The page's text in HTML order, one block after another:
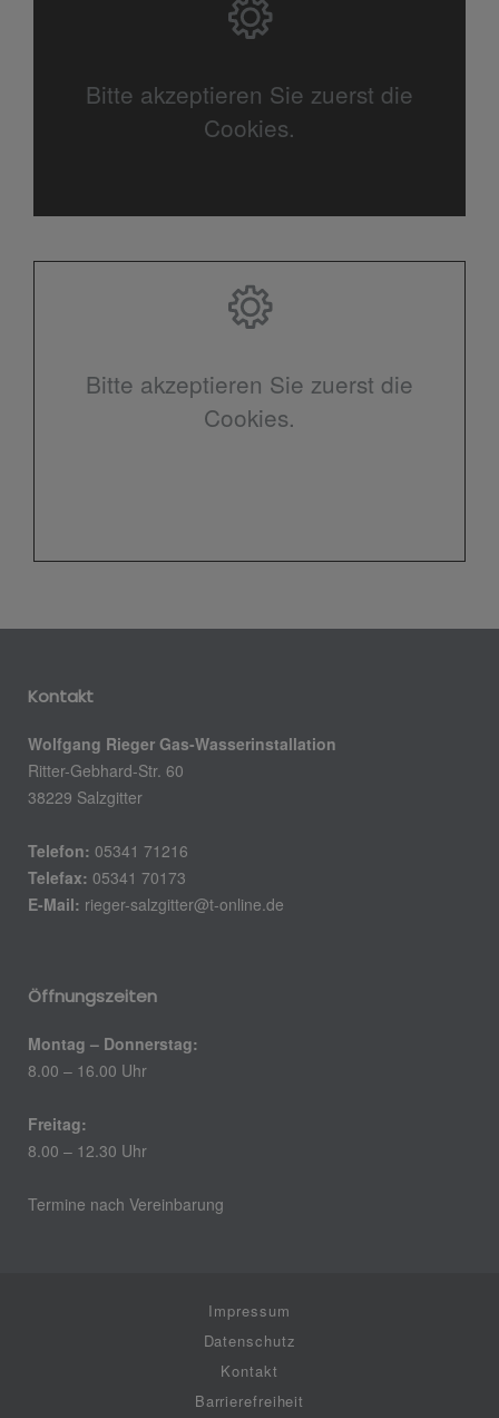
Bitte akzeptieren Sie zuerst die
Cookies.
Bitte akzeptieren Sie zuerst die
Cookies.
Kontakt
Wolfgang Rieger Gas-Wasserinstallation
Ritter-Gebhard-Str. 60
38229 Salzgitter
Telefon: 05341 71216
Telefax: 05341 70173
E-Mail: rieger-salzgitter@t-online.de
Öffnungszeiten
Montag – Donnerstag:
8.00 – 16.00 Uhr
Freitag:
8.00 – 12.30 Uhr
Termine nach Vereinbarung
Impressum
Datenschutz
Kontakt
Barrierefreiheit